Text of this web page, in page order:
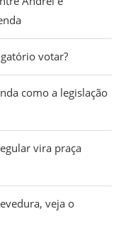
votar?
como a legislação
vira praça
veja o